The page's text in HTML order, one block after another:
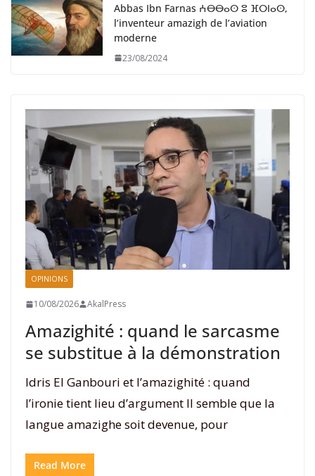
Abbas Ibn Farnas ⵄⴱⴱⴰⵙ ⵓ ⴼⵔⵏⴰⵙ,
l’inventeur amazigh de l’aviation
moderne
23/08/2024
OPINIONS
10/08/2026 AkalPress
Amazighité : quand le sarcasme
se substitue à la démonstration
Idris El Ganbouri et l’amazighité : quand
l’ironie tient lieu d’argument Il semble que la
langue amazighe soit devenue, pour
Read More